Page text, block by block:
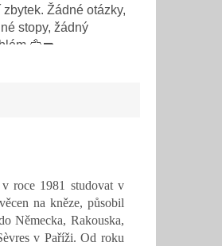
zbytek. Žádné otázky,
stopy, žádný
roce 1981 studovat v
na kněze, působil
Německa, Rakouska,
v Paříži. Od roku